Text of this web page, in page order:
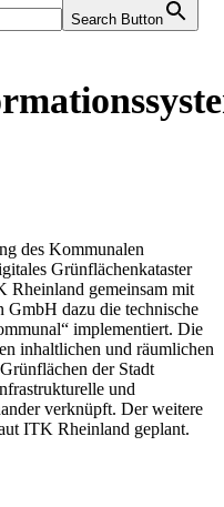
Search Button
des Kommunalen
Grünflächenkataster
Rheinland gemeinsam mit
GmbH dazu die technische
implementiert. Die
inhaltlichen und räumlichen
der Stadt
und
verknüpft. Der weitere
ITK Rheinland geplant.